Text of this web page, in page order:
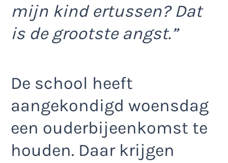
mijn kind ertussen? Dat
is de grootste angst.”
De school heeft
aangekondigd woensdag
een ouderbijeenkomst te
houden. Daar krijgen